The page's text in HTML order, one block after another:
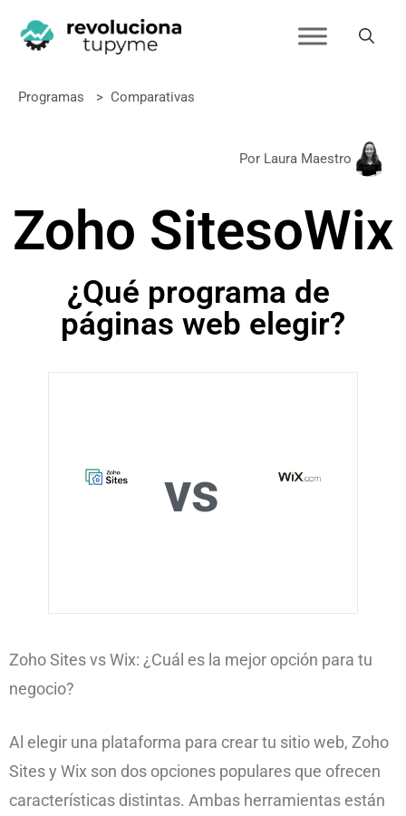
Programas > Comparativas
Por Laura Maestro
Zoho SitesoWix
¿Qué programa de
páginas web elegir?
vs
Zoho Sites vs Wix: ¿Cuál es la mejor opción para tu
negocio?
Al elegir una plataforma para crear tu sitio web, Zoho
Sites y Wix son dos opciones populares que ofrecen
características distintas. Ambas herramientas están